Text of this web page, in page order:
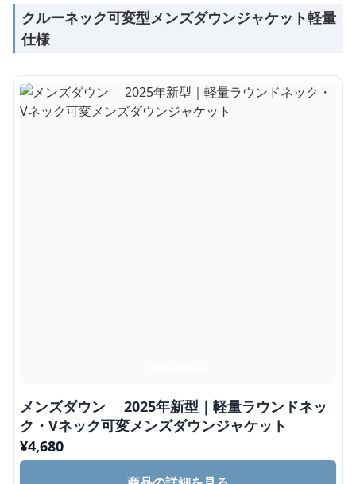
クルーネック可変型メンズダウンジャケット軽量
仕様
メンズダウン 2025年新型｜軽量ラウンドネッ
ク・Vネック可変メンズダウンジャケット
¥4,680